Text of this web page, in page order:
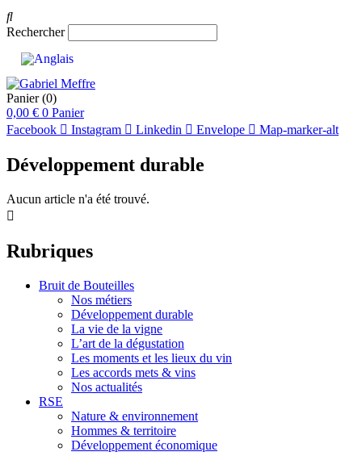
Rechercher
Panier (0)
0,00 € 0 Panier
Facebook
Instagram Linkedin Envelope Map-marker-alt
Développement durable
Aucun article n'a été trouvé.
Rubriques
Bruit de Bouteilles
Nos métiers
Développement durable
La vie de la vigne
L’art de la dégustation
Les moments et les lieux du vin
Les accords mets & vins
Nos actualités
RSE
Nature & environnement
Hommes & territoire
Développement économique